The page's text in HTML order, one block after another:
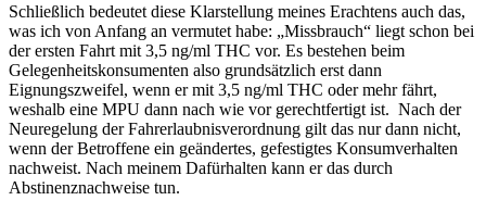
Schließlich bedeutet diese Klarstellung meines Erachtens auch das,
was ich von Anfang an vermutet habe: „Missbrauch“ liegt schon bei
der ersten Fahrt mit 3,5 ng/ml THC vor. Es bestehen beim
Gelegenheitskonsumenten also grundsätzlich erst dann
Eignungszweifel, wenn er mit 3,5 ng/ml THC oder mehr fährt,
weshalb eine MPU dann nach wie vor gerechtfertigt ist. Nach der
Neuregelung der Fahrerlaubnisverordnung gilt das nur dann nicht,
wenn der Betroffene ein geändertes, gefestigtes Konsumverhalten
nachweist. Nach meinem Dafürhalten kann er das durch
Abstinenznachweise tun.